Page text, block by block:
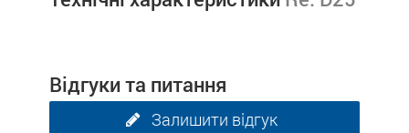
Відгуки та питання
Залишити відгук